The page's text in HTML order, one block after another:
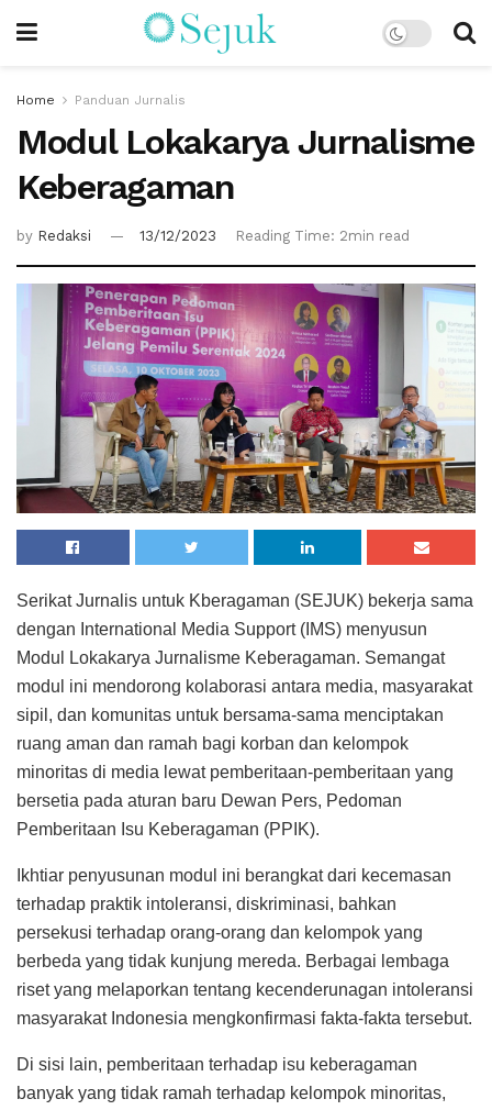
Home Panduan Jurnalis
Modul Lokakarya Jurnalisme
Keberagaman
by Redaksi 13/12/2023 Reading Time: 2min read
Serikat Jurnalis untuk Kberagaman (SEJUK) bekerja sama
dengan International Media Support (IMS) menyusun
Modul Lokakarya Jurnalisme Keberagaman. Semangat
modul ini mendorong kolaborasi antara media, masyarakat
sipil, dan komunitas untuk bersama-sama menciptakan
ruang aman dan ramah bagi korban dan kelompok
minoritas di media lewat pemberitaan-pemberitaan yang
bersetia pada aturan baru Dewan Pers, Pedoman
Pemberitaan Isu Keberagaman (PPIK).
Ikhtiar penyusunan modul ini berangkat dari kecemasan
terhadap praktik intoleransi, diskriminasi, bahkan
persekusi terhadap orang-orang dan kelompok yang
berbeda yang tidak kunjung mereda. Berbagai lembaga
riset yang melaporkan tentang kecenderunagan intoleransi
masyarakat Indonesia mengkonfirmasi fakta-fakta tersebut.
Di sisi lain, pemberitaan terhadap isu keberagaman
banyak yang tidak ramah terhadap kelompok minoritas,